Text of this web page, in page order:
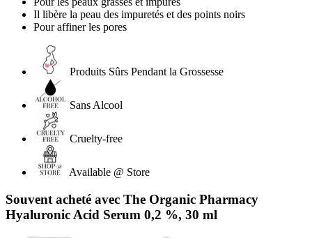
Il libère la peau des impuretés et des points noirs
Pour affiner les pores
Produits Sûrs Pendant la Grossesse
Sans Alcool
Cruelty-free
Available @ Store
Souvent acheté avec The Organic Pharmacy
Hyaluronic Acid Serum 0,2 %, 30 ml